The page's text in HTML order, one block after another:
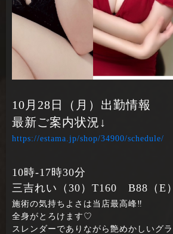
10月28日（月）出勤情報
最新ご案内状況↓
https://estama.jp/shop/34900/schedule/
10時‐17時30分
三吉れい（30）T160 B88（E
施術の気持ちよさは当店最高峰‼
全身がとろけます♡
スレンダーでありながら艶めかしいグラ